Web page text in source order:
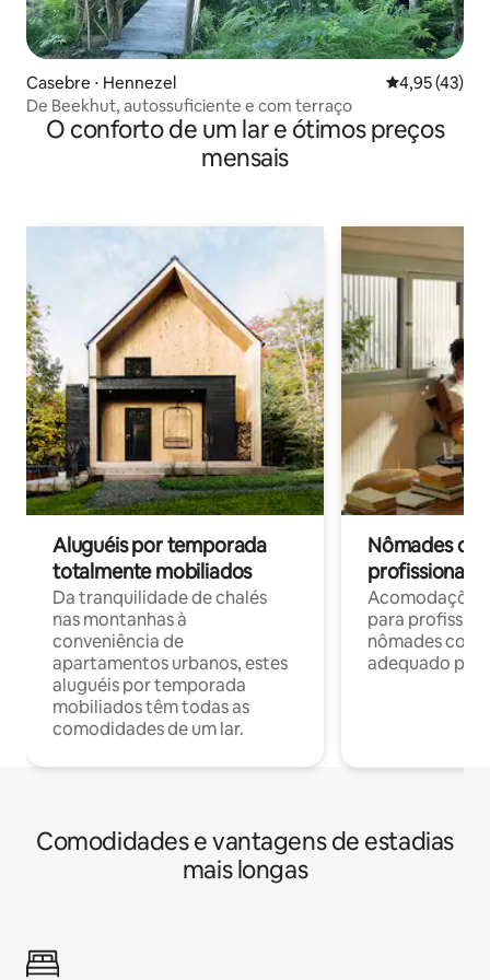
Casebre ⋅ Hennezel 4,95 de uma
4,95 (43)
De Beekhut, autossuficiente e com terraço
O conforto de um lar e ótimos preços
mensais
Aluguéis por temporada
totalmente mobiliados
Da tranquilidade de chalés
nas montanhas à
conveniência de
apartamentos urbanos, estes
aluguéis por temporada
mobiliados têm todas as
comodidades de um lar.
Nômades
profissionais
para
nômades com
adequado
Comodidades e vantagens de estadias
mais longas